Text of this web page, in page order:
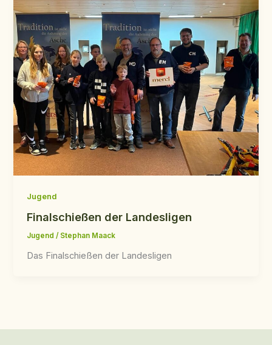
Jugend
Finalschießen der Landesligen
Jugend / Stephan Maack
Das Finalschießen der Landesligen